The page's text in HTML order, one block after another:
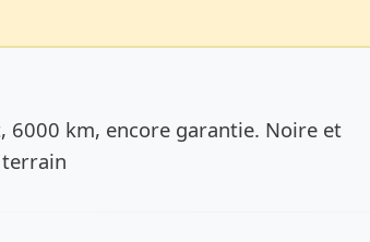
de l’annonce
6000 km, encore garantie. Noire et